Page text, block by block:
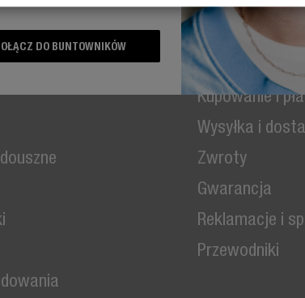
Obsługa klienta
Kupowanie i
Wysyłka i
Zwroty
Gwarancja
Reklamacje i
Przewodniki
DO BUNTOWNIKÓW